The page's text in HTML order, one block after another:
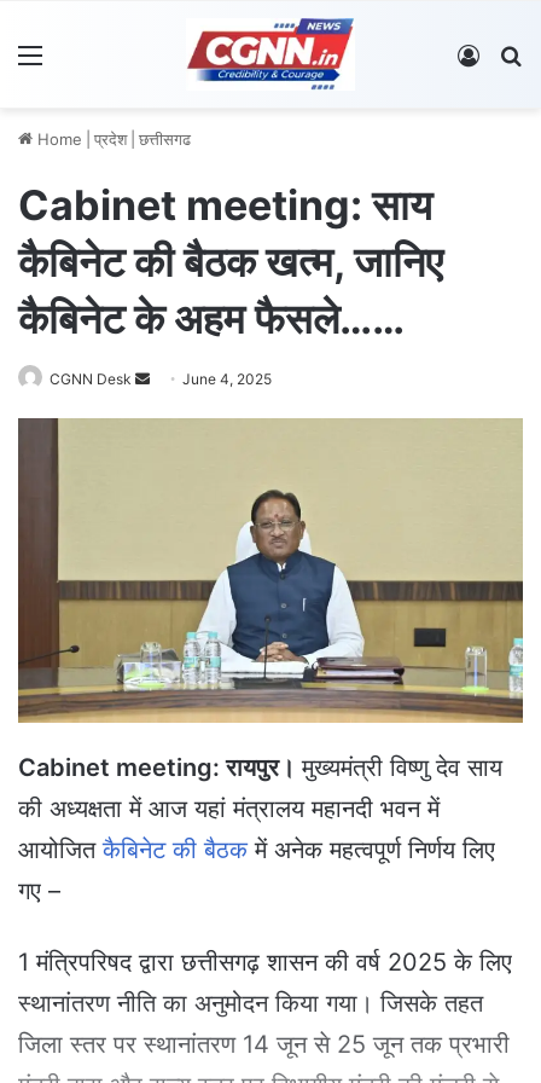
Log In
Home प्रदेश छत्तीसगढ
Cabinet meeting: साय
कैबिनेट की बैठक खत्म, जानिए
कैबिनेट के अहम फैसले……
CGNN Desk
m
i
l
June 4, 2025
Cabinet meeting: रायपुर। मुख्यमंत्री विष्णु देव साय
की अध्यक्षता में आज यहां मंत्रालय महानदी भवन में
आयोजितकैबिनेट की बैठकमें अनेक महत्वपूर्ण निर्णय लिए
गए –
1 मंत्रिपरिषद द्वारा छत्तीसगढ़ शासन की वर्ष 2025 के लिए
स्थानांतरण नीति का अनुमोदन किया गया। जिसके तहत
जिला स्तर पर स्थानांतरण 14 जून से 25 जून तक प्रभारी